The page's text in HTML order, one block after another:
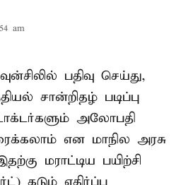
am
பதிவு செய்து,
சான்றிதழ் படிப்பு
அலோபதி
என மாநில அரசு
மராட்டிய பயிற்சி